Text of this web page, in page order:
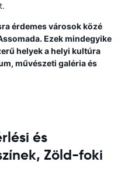
érdemes városok közé
Ezek mindegyike
helyek a helyi kultúra
művészeti galéria és
és
Zöld-foki